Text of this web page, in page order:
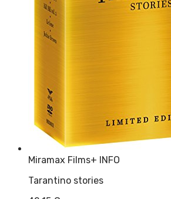
Miramax Films+ INFO
Tarantino stories